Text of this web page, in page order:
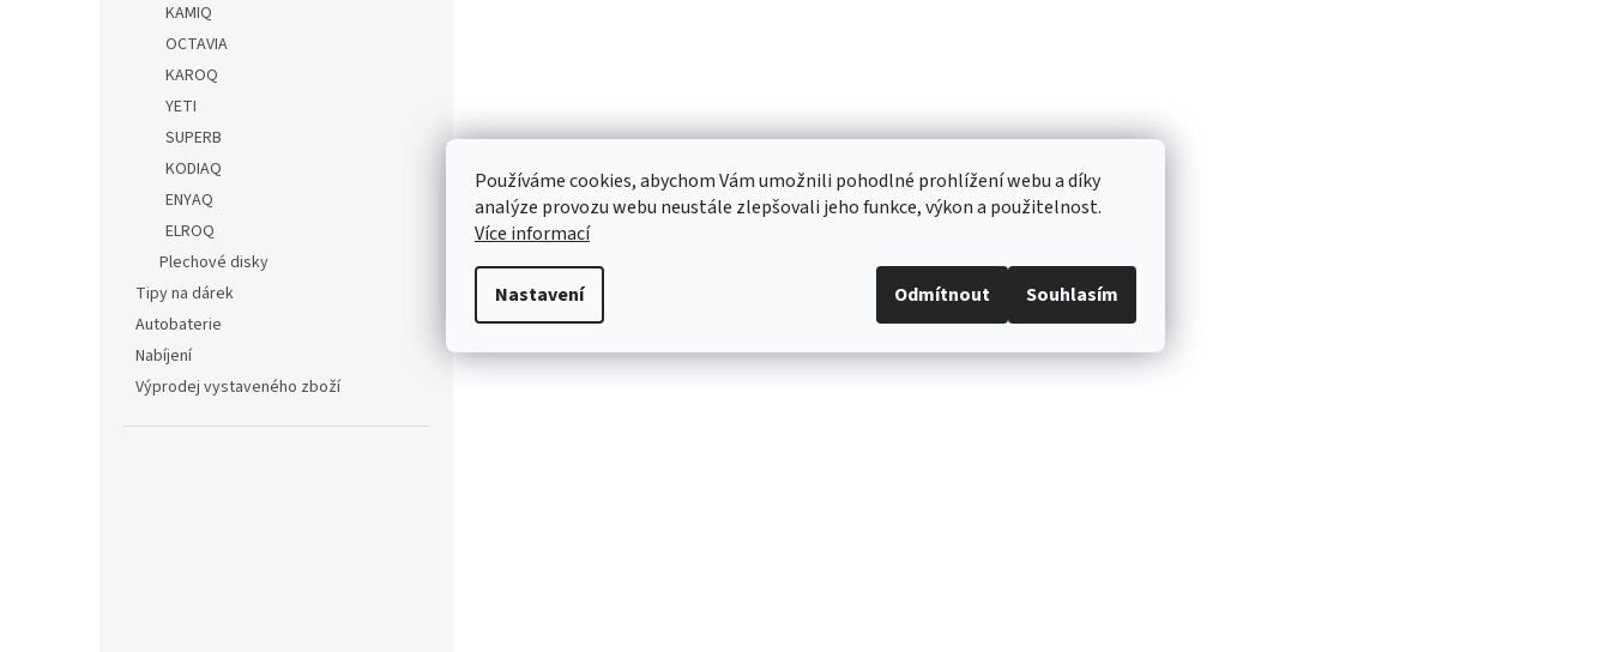
Používáme cookies, abychom Vám umožnili pohodlné prohlížení webu a díky
analýze provozu webu neustále zlepšovali jeho funkce, výkon a použitelnost.
Více informací
Nastavení Odmítnout Souhlasím
KAMIQ
OCTAVIA
KAROQ
YETI
SUPERB
KODIAQ
ENYAQ
ELROQ
Plechové disky
Tipy na dárek
Autobaterie
Nabíjení
Výprodej vystaveného zboží